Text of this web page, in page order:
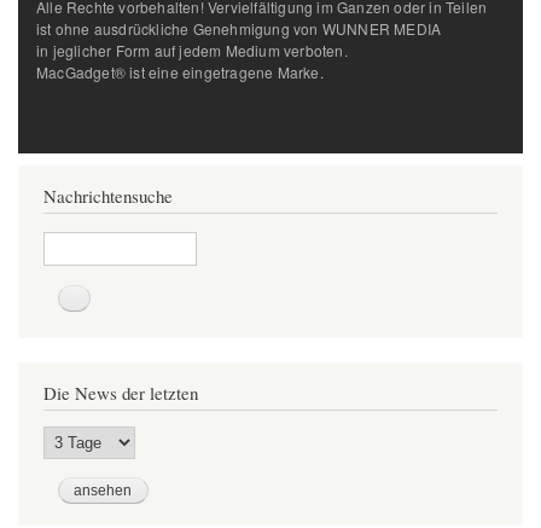
Alle Rechte vorbehalten! Vervielfältigung im Ganzen oder in Teilen
ist ohne ausdrückliche Genehmigung von WUNNER MEDIA
in jeglicher Form auf jedem Medium verboten.
MacGadget® ist eine eingetragene Marke.
Nachrichtensuche
Suche
Die News der letzten